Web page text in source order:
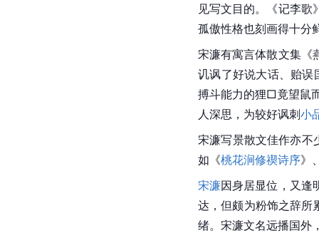
见写文目的。《记李歌
孤傲性格也刻画得十分
宋濂有寓言体散文集《
讥讽了好说大话、贻误
搏斗能力的狸□竟望鼠
人深思，为较好讽刺小
宋濂写景散文佳作亦不
如《桃花涧修禊诗序》
宋濂因身居显位，又逢
达，但颇为粉饰之辞所
绪。 宋濂文名远播国外